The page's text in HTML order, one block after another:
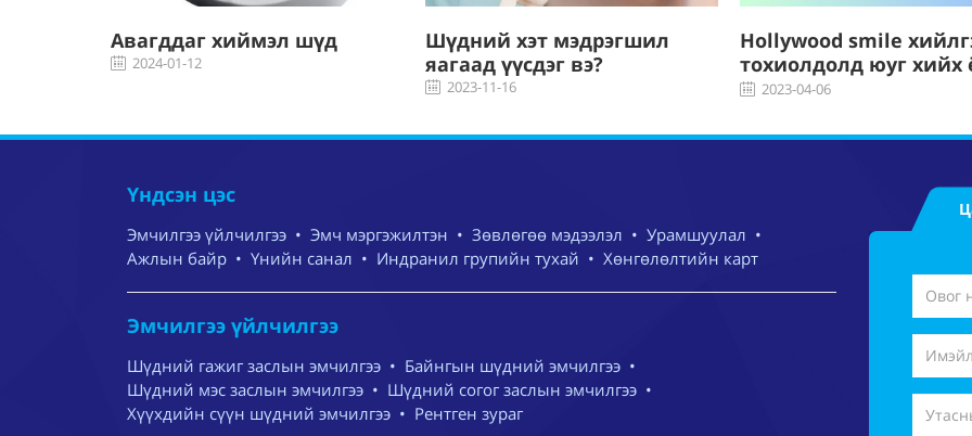
Авагддаг хиймэл шүд
2024-01-12
Шүдний хэт мэдрэгшил
яагаад үүсдэг вэ?
2023-11-16
Hollywood smile
тохиолдолд юуг хийх
ба юуг хийж болохгүй
2023-04-06
Үндсэн цэс
Эмчилгээ үйлчилгээ • Эмч мэргэжилтэн • Зөвлөгөө мэдээлэл • Урамшуулал •
Ажлын байр • Үнийн санал • Индранил групийн тухай • Хөнгөлөлтийн карт
Эмчилгээ үйлчилгээ
Шүдний гажиг заслын эмчилгээ • Байнгын шүдний эмчилгээ •
Шүдний мэс заслын эмчилгээ • Шүдний согог заслын эмчилгээ •
Хүүхдийн сүүн шүдний эмчилгээ • Рентген зураг